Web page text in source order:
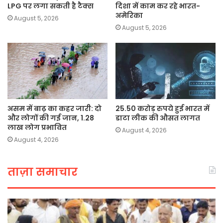
LPG पर लगा सकती है टैक्स
August 5, 2026
दिशा में काम कर रहे भारत-
अमेरिका
August 5, 2026
असम में बाढ़ का कहर जारी: दो
और लोगों की गई जान, 1.28
लाख लोग प्रभावित
August 4, 2026
25.50 करोड़ रुपये हुई भारत में
डाटा लीक की औसत लागत
August 4, 2026
ताज़ा समाचार